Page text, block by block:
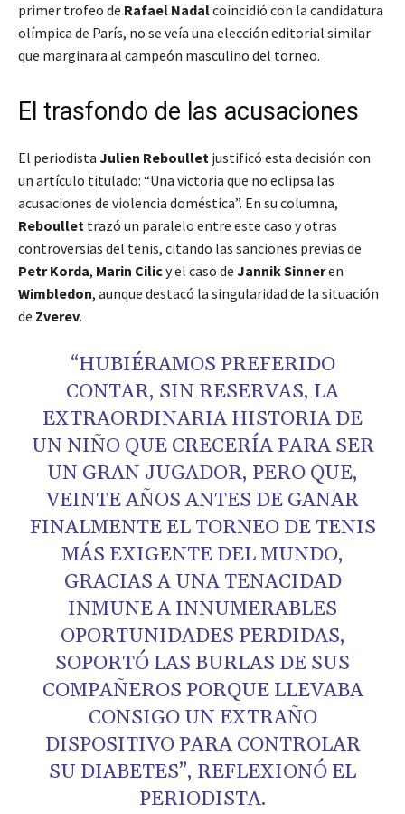
primer trofeo de Rafael Nadalcoincidió con la candidatura
olímpica de París, no se veía una elección editorial similar
que marginara al campeón masculino del torneo.
El trasfondo de las acusaciones
El periodista Julien Reboullet justificó esta decisión con
un artículo titulado: “Una victoria que no eclipsa las
acusaciones de violencia doméstica”. En su columna,
Reboullet trazó un paralelo entre este caso y otras
controversias del tenis, citando las sanciones previas de
Petr Korda, Marin Cilicy el caso de Jannik Sinneren
Wimbledon, aunque destacó la singularidad de la situación
de Zverev.
“HUBIÉRAMOS PREFERIDO
CONTAR, SIN RESERVAS, LA
EXTRAORDINARIA HISTORIA DE
UN NIÑO QUE CRECERÍA PARA SER
UN GRAN JUGADOR, PERO QUE,
VEINTE AÑOS ANTES DE GANAR
FINALMENTE EL TORNEO DE TENIS
MÁS EXIGENTE DEL MUNDO,
GRACIAS A UNA TENACIDAD
INMUNE A INNUMERABLES
OPORTUNIDADES PERDIDAS,
SOPORTÓ LAS BURLAS DE SUS
COMPAÑEROS PORQUE LLEVABA
CONSIGO UN EXTRAÑO
DISPOSITIVO PARA CONTROLAR
SU DIABETES”, REFLEXIONÓ EL
PERIODISTA.